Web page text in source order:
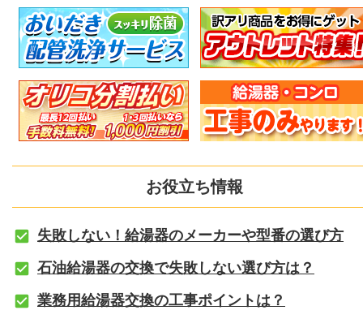
お役立ち情報
失敗しない！給湯器のメーカーや型番の選び方
石油給湯器の交換で失敗しない選び方は？
業務用給湯器交換の工事ポイントは？